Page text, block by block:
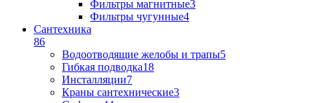
Фильтры магнитные3
Фильтры чугунные4
Сантехника
86
Водоотводящие желобы и трапы5
Гибкая подводка18
Инсталляции7
Краны сантехнические3